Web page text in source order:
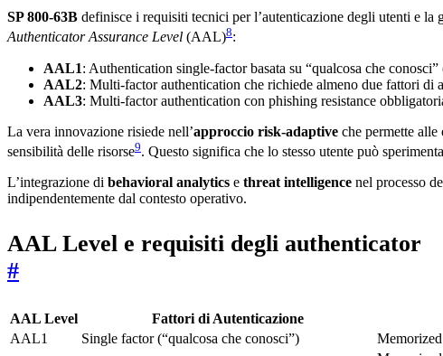
SP 800-63B definisce i requisiti tecnici per l’autenticazione degli utenti e
Authenticator Assurance Level (AAL)8:
AAL1: Authentication single-factor basata su “qualcosa che
AAL2: Multi-factor authentication che richiede almeno due fattori di
AAL3: Multi-factor authentication con phishing resistance
La vera innovazione risiede nell’approccio risk-adaptive che permette
sensibilità delle risorse9. Questo significa che lo stesso utente può
L’integrazione di behavioral analytics e threat intelligence nel processo
indipendentemente dal contesto operativo.
AAL Level e requisiti degli authenticator
#
AAL Level Fattori di Autenticazione
AAL1
Single factor (“qualcosa che conosci”)